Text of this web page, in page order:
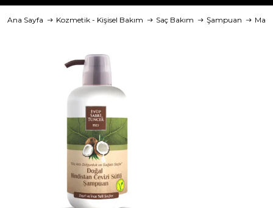
Ana Sayfa Kozmetik - Kişisel Bakım Saç Bakım Şampuan